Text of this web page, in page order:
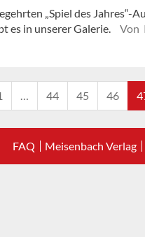
„Spiel des Jahres“-
es in unserer Galerie.
Von
… 44 45 46
FAQ Meisenbach Verlag